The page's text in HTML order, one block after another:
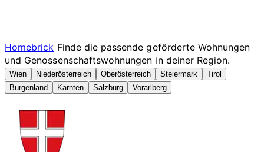
Homebrick Finde die passende geförderte Wohnungen
und Genossenschaftswohnungen in deiner Region.
Wien Niederösterreich Oberösterreich Steiermark
Tirol
Burgenland
Kärnten Salzburg Vorarlberg